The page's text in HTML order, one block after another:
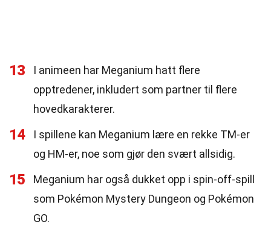
13
I animeen har Meganium hatt flere
opptredener, inkludert som partner til flere
hovedkarakterer.
14
I spillene kan Meganium lære en rekke TM-er
og HM-er, noe som gjør den svært allsidig.
15
Meganium har også dukket opp i spin-off-spill
som Pokémon Mystery Dungeon og Pokémon
GO.